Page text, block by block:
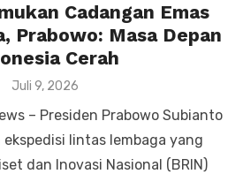
Cadangan Emas
Prabowo: Masa Depan
Cerah
Posted
Juli 9, 2026
– Presiden Prabowo Subianto
lintas lembaga yang
dan Inovasi Nasional (BRIN)